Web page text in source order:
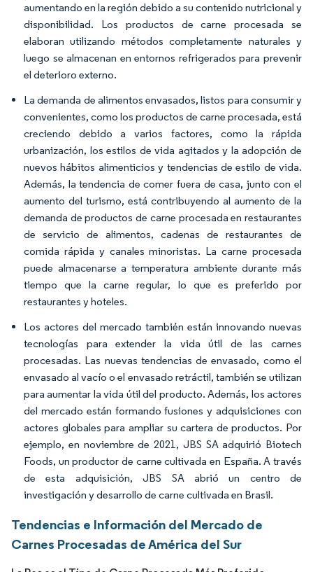
aumentando en la región debido a su contenido nutricional y
disponibilidad. Los productos de carne procesada se
elaboran utilizando métodos completamente naturales y
luego se almacenan en entornos refrigerados para prevenir
el deterioro externo.
La demanda de alimentos envasados, listos para consumir y
convenientes, como los productos de carne procesada, está
creciendo debido a varios factores, como la rápida
urbanización, los estilos de vida agitados y la adopción de
nuevos hábitos alimenticios y tendencias de estilo de vida.
Además, la tendencia de comer fuera de casa, junto con el
aumento del turismo, está contribuyendo al aumento de la
demanda de productos de carne procesada en restaurantes
de servicio de alimentos, cadenas de restaurantes de
comida rápida y canales minoristas. La carne procesada
puede almacenarse a temperatura ambiente durante más
tiempo que la carne regular, lo que es preferido por
restaurantes y hoteles.
Los actores del mercado también están innovando nuevas
tecnologías para extender la vida útil de las carnes
procesadas. Las nuevas tendencias de envasado, como el
envasado al vacío o el envasado retráctil, también se utilizan
para aumentar la vida útil del producto. Además, los actores
del mercado están formando fusiones y adquisiciones con
actores globales para ampliar su cartera de productos. Por
ejemplo, en noviembre de 2021, JBS SA adquirió Biotech
Foods, un productor de carne cultivada en España. A través
de esta adquisición, JBS SA abrió un centro de
investigación y desarrollo de carne cultivada en Brasil.
Tendencias e Información del Mercado de
Carnes Procesadas de América del Sur